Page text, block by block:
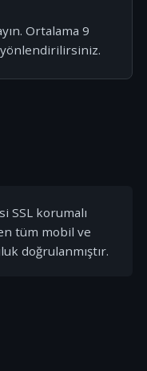
Ortalama 9
yönlendirilirsiniz.
SSL korumalı
tüm mobil ve
doğrulanmıştır.